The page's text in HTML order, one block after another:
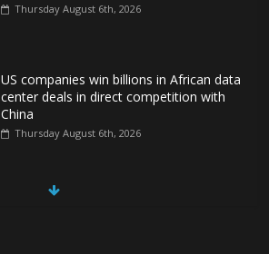
Thursday August 6th, 2026
US companies win billions in African data
center deals in direct competition with
China
Thursday August 6th, 2026
China, Russia, Iran and North Korea